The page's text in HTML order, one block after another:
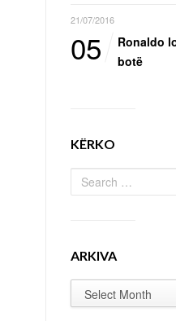
21/07/2016
05
Ronaldo
botë
KËRKO
ARKIVA